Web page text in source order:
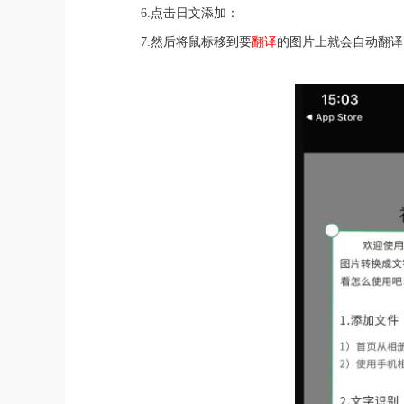
6.点击日文添加：
7.然后将鼠标移到要翻译的图片上就会自动翻